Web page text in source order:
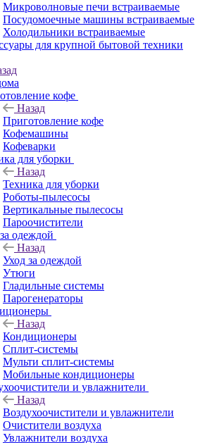
Микроволновые печи встраиваемые
Посудомоечные машины встраиваемые
Холодильники встраиваемые
для крупной бытовой техники
кофе
Назад
Приготовление кофе
Кофемашины
Кофеварки
для уборки
Назад
Техника для уборки
Роботы-пылесосы
Вертикальные пылесосы
Пароочистители
одеждой
Назад
Уход за одеждой
Утюги
Гладильные системы
Парогенераторы
Назад
Кондиционеры
Сплит-системы
Мульти сплит-системы
Мобильные кондиционеры
и увлажнители
Назад
Воздухоочистители и увлажнители
Очистители воздуха
Увлажнители воздуха